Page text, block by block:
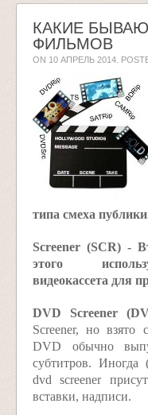
КАКИЕ
ФИЛЬМОВ
ON 10 АПРЕЛЬ 2014 .
типа смеха
Screener (SCR) -
этого
видеокассета для
DVD Screener
Screener, но взято
DVD обычно
субтитров. Иногда
dvd screener
вставки, надписи.